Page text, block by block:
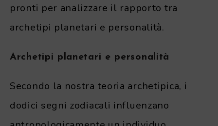
pronti per analizzare il rapporto tra
archetipi planetari e personalità.
Archetipi planetari e personalità
Secondo la nostra teoria archetipica, i
dodici segni zodiacali influenzano